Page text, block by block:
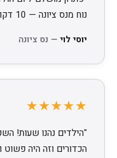
נוח מנס ציונה — 10 דקות נסיעה. מומלץ בחום!"
יוסי לוי — נס ציונה
★★★★★
"הילדים נהנו שעות!
הכדורים וזה היה